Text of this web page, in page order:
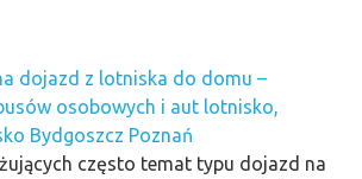
dojazd z lotniska do domu –
osobowych i aut lotnisko,
Bydgoszcz Poznań
często temat typu dojazd na